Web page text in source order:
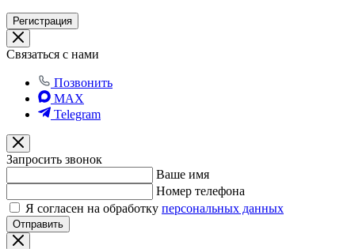
Регистрация
Связаться с нами
Позвонить
MAX
Telegram
Запросить звонок
Ваше имя
Номер телефона
Я согласен на обработку персональных данных
Отправить